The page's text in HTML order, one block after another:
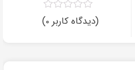
(دیدگاه کاربر ۰)